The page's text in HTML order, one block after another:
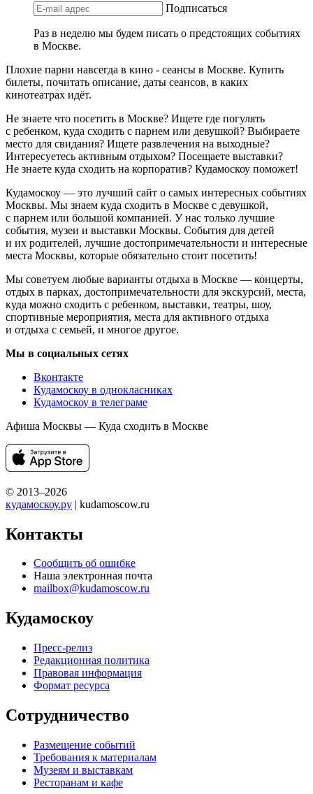
Подписаться
Раз в неделю мы будем писать о предстоящих событиях
в Москве.
Плохие парни навсегда в кино - сеансы в Москве. Купить
билеты, почитать описание, даты сеансов, в каких
кинотеатрах идёт.
Не знаете что посетить в Москве? Ищете где погулять
с ребенком, куда сходить с парнем или девушкой? Выбираете
место для свидания? Ищете развлечения на выходные?
Интересуетесь активным отдыхом? Посещаете выставки?
Не знаете куда сходить на корпоратив? Кудамоскоу поможет!
Кудамоскоу — это лучший сайт о самых интересных событиях
Москвы. Мы знаем куда сходить в Москве с девушкой,
с парнем или большой компанией. У нас только лучшие
события, музеи и выставки Москвы. События для детей
и их родителей, лучшие достопримечательности и интересные
места Москвы, которые обязательно стоит посетить!
Мы советуем любые варианты отдыха в Москве — концерты,
отдых в парках, достопримечательности для экскурсий, места,
куда можно сходить с ребенком, выставки, театры, шоу,
спортивные мероприятия, места для активного отдыха
и отдыха с семьей, и многое другое.
Мы в социальных сетях
Вконтакте
Кудамоскоу в однокласниках
Кудамоскоу в телеграме
Афиша Москвы — Куда сходить в Москве
© 2013–2026
кудамоскоу.ру | kudamoscow.ru
Контакты
Сообщить об ошибке
Наша электронная почта
mailbox@kudamoscow.ru
Кудамоскоу
Пресс-релиз
Редакционная политика
Правовая информация
Формат ресурса
Сотрудничество
Размещение событий
Требования к материалам
Музеям и выставкам
Ресторанам и кафе